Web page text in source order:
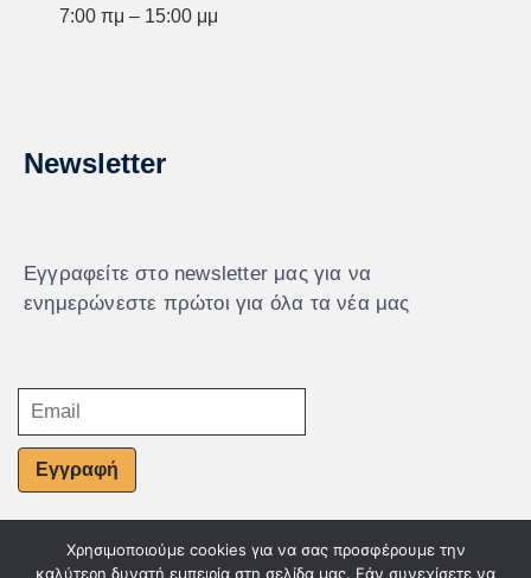
7:00 πμ – 15:00 μμ
Newsletter
Εγγραφείτε στο newsletter μας για να
ενημερώνεστε πρώτοι για όλα τα νέα μας
Εγγραφή
© Powered by Knowledge AE
Χρησιμοποιούμε cookies για να σας προσφέρουμε την
καλύτερη δυνατή εμπειρία στη σελίδα μας. Εάν συνεχίσετε να